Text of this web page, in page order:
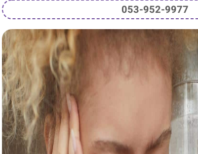
053-952-9977